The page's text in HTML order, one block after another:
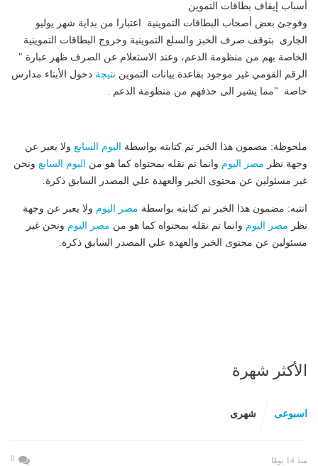
أسباب إيقاف بطاقات التموين
وفوجئ بعض أصحاب البطاقات التموينية اعتبارا من بداية شهر يوليو
الجارى بتوقف صرف الخبز والسلع التموينية وخروج البطاقات التموينية
الخاصة بهم من منظومة الدعم، وعند الاستعلام عن الصرف ظهر عبارة "
الرقم القومي غير موجود بقاعدة بيانات التموين نتيجة دخول الأبناء مدارس
خاصة "مما يشير الى حذفهم من منظومة الدعم .
ملحوظة: مضمون هذا الخبر تم كتابته بواسطة اليوم السابع ولا يعبر عن
وجهة نظر مصر اليوم وانما تم نقله بمحتواه كما هو من اليوم السابع ونحن
غير مسئولين عن محتوى الخبر والعهدة علي المصدر السابق ذكرة.
انتبه: مضمون هذا الخبر تم كتابته بواسطة مصر اليوم ولا يعبر عن وجهة
نظر مصر اليوم وانما تم نقله بمحتواه كما هو من مصر اليوم ونحن غير
مسئولين عن محتوى الخبر والعهدة علي المصدر السابق ذكرة.
الأكثر شهرة
اسبوعى شهرى
منذ 14 يومًا 0